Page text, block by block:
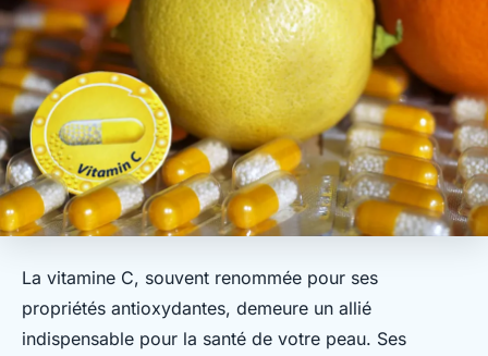
La vitamine C, souvent renommée pour ses
propriétés antioxydantes, demeure un allié
indispensable pour la santé de votre peau. Ses